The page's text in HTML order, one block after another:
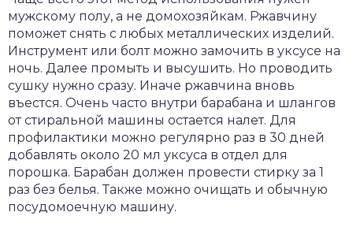
мужскому полу, а не домохозяйкам. Ржавчину
поможет снять с любых металлических изделий.
Инструмент или болт можно замочить в уксусе на
ночь. Далее промыть и высушить. Но проводить
сушку нужно сразу. Иначе ржавчина вновь
въестся. Очень часто внутри барабана и шлангов
от стиральной машины остается налет. Для
профилактики можно регулярно раз в 30 дней
добавлять около 20 мл уксуса в отдел для
порошка. Барабан должен провести стирку за 1
раз без белья. Также можно очищать и обычную
посудомоечную машину.